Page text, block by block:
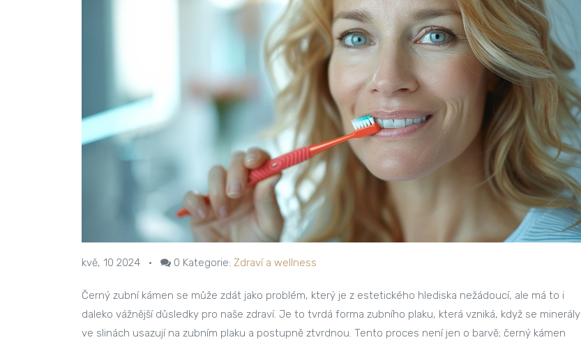
kvě, 10 2024 • 0 Kategorie: Zdraví a wellness
Černý zubní kámen se může zdát jako problém, který je z estetického hlediska nežádoucí, ale má to i
daleko vážnější důsledky pro naše zdraví. Je to tvrdá forma zubního plaku, která vzniká, když se minerály
ve slinách usazují na zubním plaku a postupně ztvrdnou. Tento proces není jen o barvě; černý kámen